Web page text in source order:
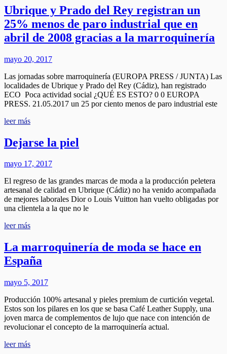
Ubrique y Prado del Rey registran un
25% menos de paro industrial que en
abril de 2008 gracias a la marroquinería
mayo 20, 2017
Las jornadas sobre marroquinería (EUROPA PRESS / JUNTA) Las
localidades de Ubrique y Prado del Rey (Cádiz), han registrado
ECO Poca actividad social ¿QUÉ ES ESTO? 0 0 EUROPA
PRESS. 21.05.2017 un 25 por ciento menos de paro industrial este
leer más
Dejarse la piel
mayo 17, 2017
El regreso de las grandes marcas de moda a la producción peletera
artesanal de calidad en Ubrique (Cádiz) no ha venido acompañada
de mejores laborales Dior o Louis Vuitton han vuelto obligadas por
una clientela a la que no le
leer más
La marroquinería de moda se hace en
España
mayo 5, 2017
Producción 100% artesanal y pieles premium de curtición vegetal.
Estos son los pilares en los que se basa Café Leather Supply, una
joven marca de complementos de lujo que nace con intención de
revolucionar el concepto de la marroquinería actual.
leer más